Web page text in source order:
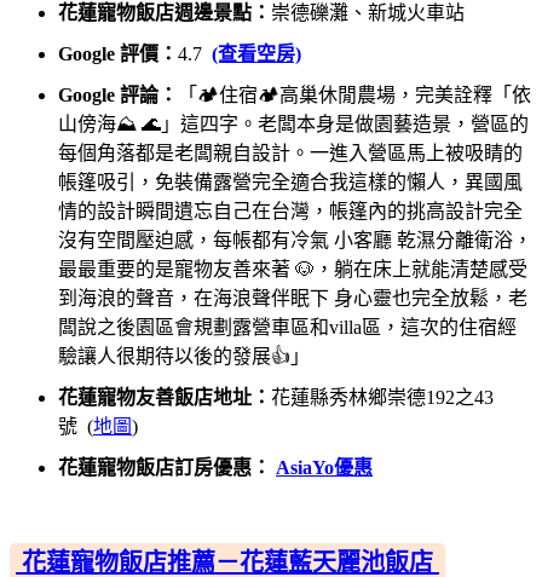
花蓮寵物飯店週邊景點： 崇德礫灘、新城火車站
Google 評價： 4.7 (查看空房)
Google 評論：
「🏕住宿🏕高巢休閒農場，完美詮釋「依
山傍海⛰️ 🌊」這四字。老闆本身是做園藝造景，營區的
每個角落都是老闆親自設計。一進入營區馬上被吸睛的
帳篷吸引，免裝備露營完全適合我這樣的懶人，異國風
情的設計瞬間遺忘自己在台灣，帳篷內的挑高設計完全
沒有空間壓迫感，每帳都有冷氣 小客廳 乾濕分離衛浴，
最最重要的是寵物友善來著 🐶，躺在床上就能清楚感受
到海浪的聲音，在海浪聲伴眠下 身心靈也完全放鬆，老
闆說之後園區會規劃露營車區和villa區，這次的住宿經
驗讓人很期待以後的發展👍」
花蓮寵物友善飯店地址： 花蓮縣秀林鄉崇德192之43
號 (地圖)
花蓮寵物飯店訂房優惠：
AsiaYo優惠
花蓮寵物飯店推薦－花蓮藍天麗池飯店